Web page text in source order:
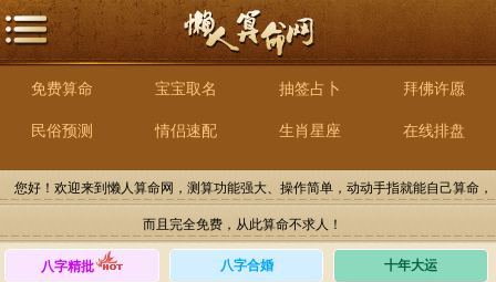
免费算命 宝宝取名 抽签占卜 拜佛许愿
民俗预测 情侣速配 生肖星座 在线排盘
您好！欢迎来到懒人算命网，测算功能强大、操作简单，动动手指就能自己算命，
而且完全免费，从此算命不求人！
八字精批 八字合婚 十年大运